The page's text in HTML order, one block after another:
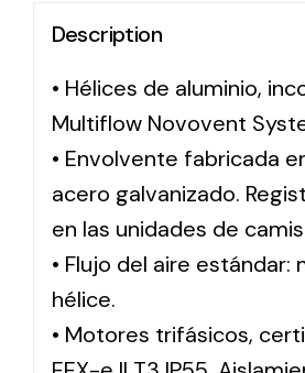
Description
• Hélices de aluminio,
Multiflow Novovent
• Envolvente fabricada
acero galvanizado.
en las unidades de
• Flujo del aire estándar:
hélice.
• Motores trifásicos,